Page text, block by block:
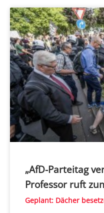
„AfD-Parteitag
Professor ruft
Geplant: Dächer